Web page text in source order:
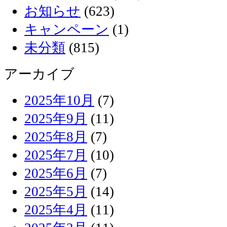
お知らせ (623)
キャンペーン (1)
未分類 (815)
アーカイブ
2025年10月 (7)
2025年9月 (11)
2025年8月 (7)
2025年7月 (10)
2025年6月 (7)
2025年5月 (14)
2025年4月 (11)